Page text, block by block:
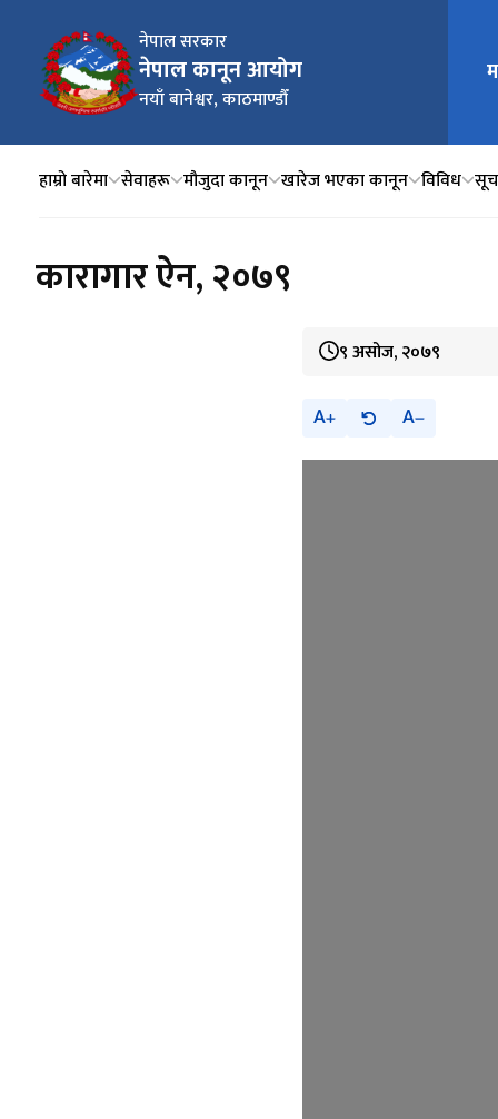
नेपाल सरकार
नेपाल कानून आयोग
नयाँ बानेश्वर, काठमाण्डौँ
मुख्य
हाम्रो बारेमा सेवाहरू मौजुदा कानून खारेज भएका कानून विविध
कारागार ऐन, २०७९
९ असोज, २०७९
A A